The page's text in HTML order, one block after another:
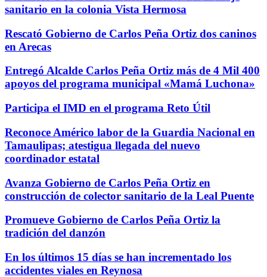
sanitario en la colonia Vista Hermosa
Rescató Gobierno de Carlos Peña Ortiz dos caninos
en Arecas
Entregó Alcalde Carlos Peña Ortiz más de 4 Mil 400
apoyos del programa municipal «Mamá Luchona»
Participa el IMD en el programa Reto Útil
Reconoce Américo labor de la Guardia Nacional en
Tamaulipas; atestigua llegada del nuevo
coordinador estatal
Avanza Gobierno de Carlos Peña Ortiz en
construcción de colector sanitario de la Leal Puente
Promueve Gobierno de Carlos Peña Ortiz la
tradición del danzón
En los últimos 15 días se han incrementado los
accidentes viales en Reynosa